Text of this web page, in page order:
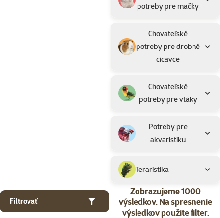
potreby pre mačky
Chovateľské
potreby pre drobné
cicavce
Chovateľské
potreby pre vtáky
Potreby pre
akvaristiku
Teraristika
Filtrovať
Zobrazujeme 1000
výsledkov.Na spresnenie
výsledkov použite filter.